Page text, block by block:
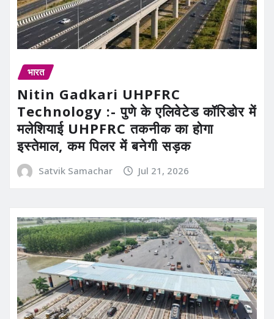
भारत
Nitin Gadkari UHPFRC
Technology :- पुणे के एलिवेटेड कॉरिडोर में
मलेशियाई UHPFRC तकनीक का होगा
इस्तेमाल, कम पिलर में बनेगी सड़क
Satvik Samachar Jul 21, 2026